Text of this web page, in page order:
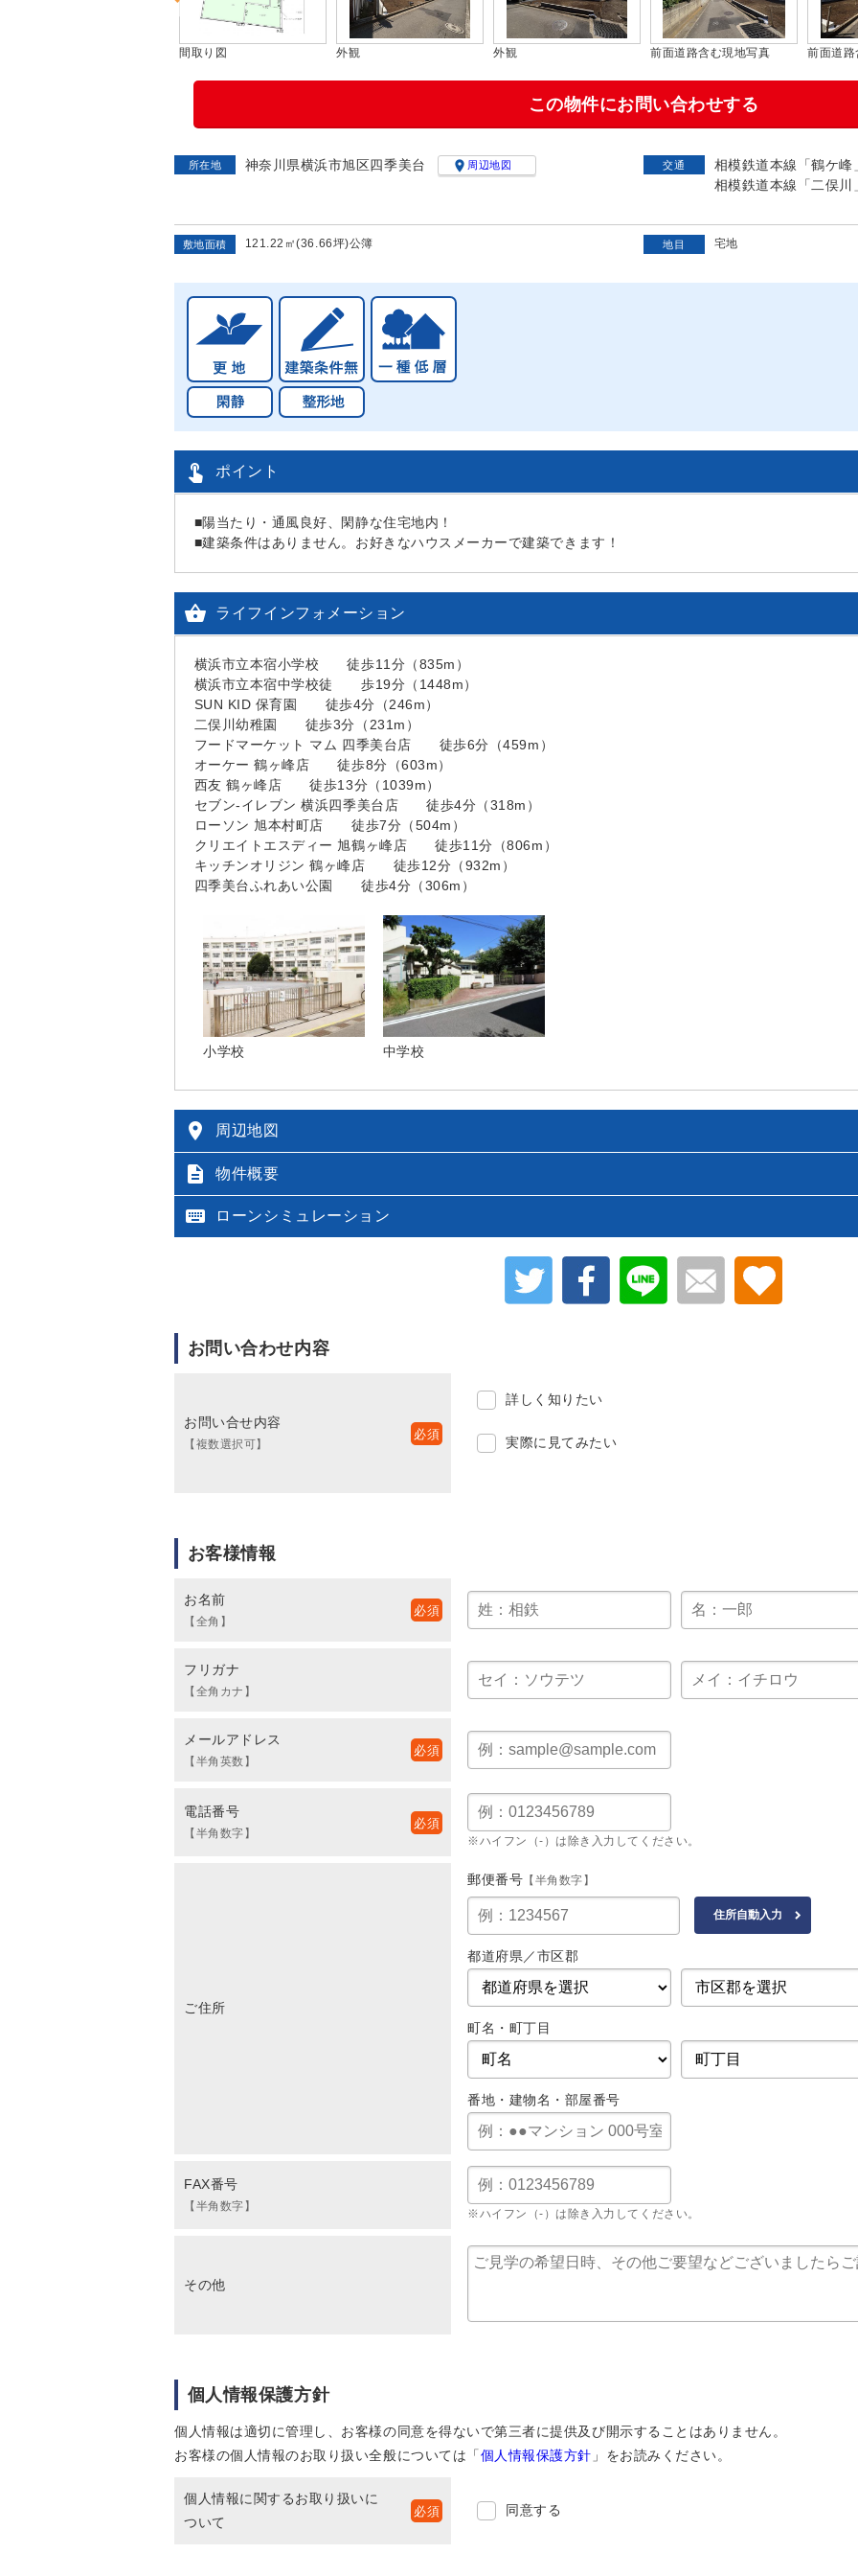
外観 外観 前面道路含む現地写真 前面道路含む現地写真 小学校
この物件にお問い合わせする
所在地 神奈川県横浜市旭区四季美台 周辺地図 交通
相模鉄道本線「鶴ケ
相模鉄道本線「二俣
敷地面積 121.22㎡(36.66坪)公簿 地目 宅地
 ポイント
■陽当たり・通風良好、閑静な住宅地内！
■建築条件はありません。お好きなハウスメーカーで建築できます！
 ライフインフォメーション
横浜市立本宿小学校 徒歩11分（835m）
横浜市立本宿中学校徒 歩19分（1448m）
SUN KID 保育園 徒歩4分（246m）
二俣川幼稚園 徒歩3分（231m）
フードマーケット マム 四季美台店 徒歩6分（459m）
オーケー 鶴ヶ峰店 徒歩8分（603m）
西友 鶴ヶ峰店 徒歩13分（1039m）
セブン-イレブン 横浜四季美台店 徒歩4分（318m）
ローソン 旭本村町店 徒歩7分（504m）
クリエイトエスディー 旭鶴ヶ峰店 徒歩11分（806m）
キッチンオリジン 鶴ヶ峰店 徒歩12分（932m）
四季美台ふれあい公園 徒歩4分（306m）
小学校 中学校
 周辺地図
 物件概要
 ローンシミュレーション
お問い合わせ内容
お問い合せ内容
【複数選択可】
詳しく知りたい
実際に見てみたい
お客様情報
お名前
【全角】
フリガナ
【全角カナ】
メールアドレス
【半角英数】
電話番号
【半角数字】
※ハイフン（-）は除き入力してください。
ご住所
郵便番号 【半角数字】
都道府県／市区郡
町名・町丁目
番地・建物名・部屋番号
FAX番号
【半角数字】
※ハイフン（-）は除き入力してください。
その他
個人情報保護方針
個人情報は適切に管理し、お客様の同意を得ないで第三者に提供及び開示することはありません。
お客様の個人情報のお取り扱い全般については「個人情報保護方針 」をお読みください。
個人情報に関するお取り扱いに
ついて
同意する